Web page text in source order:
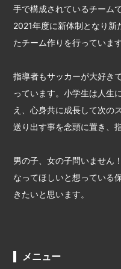
手で構成されているチーム
2021年度に新体制となり新
たチーム作りを行っています
指導者もサッカーが大好き
っています。小学生は人生
え、心身共に成長して次の
送り出す事を念頭に置き、
男の子、女の子問いません
なってほしいと想っている
きたいと思います。
メニュー